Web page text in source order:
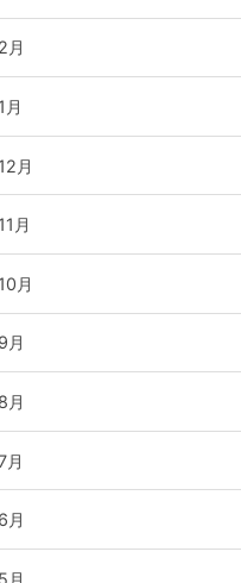
月
月
月
月
月
月
月
月
月